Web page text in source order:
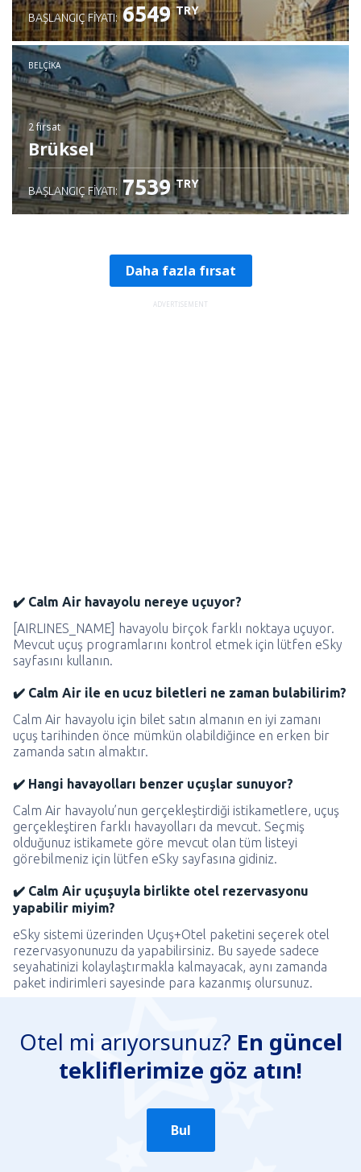
BAŞLANGIÇ FIYATI: 6549 TRY
BELÇIKA
2 fırsat
Brüksel
BAŞLANGIÇ FIYATI: 7539 TRY
Daha fazla fırsat
ADVERTISEMENT
✔️ Calm Air havayolu nereye uçuyor?
[AIRLINES_NAME] havayolu birçok farklı noktaya uçuyor.
Mevcut uçuş programlarını kontrol etmek için lütfen eSky
sayfasını kullanın.
✔️ Calm Air ile en ucuz biletleri ne zaman bulabilirim?
Calm Air havayolu için bilet satın almanın en iyi zamanı
uçuş tarihinden önce mümkün olabildiğince en erken bir
zamanda satın almaktır.
✔️ Hangi havayolları benzer uçuşlar sunuyor?
Calm Air havayolu’nun gerçekleştirdiği istikametlere, uçuş
gerçekleştiren farklı havayolları da mevcut. Seçmiş
olduğunuz istikamete göre mevcut olan tüm listeyi
görebilmeniz için lütfen eSky sayfasına gidiniz.
✔️ Calm Air uçuşuyla birlikte otel rezervasyonu
yapabilir miyim?
eSky sistemi üzerinden Uçuş+Otel paketini seçerek otel
rezervasyonunuzu da yapabilirsiniz. Bu sayede sadece
seyahatinizi kolaylaştırmakla kalmayacak, aynı zamanda
paket indirimleri sayesinde para kazanmış olursunuz.
Otel mi arıyorsunuz? En güncel
tekliflerimize göz atın!
Bul